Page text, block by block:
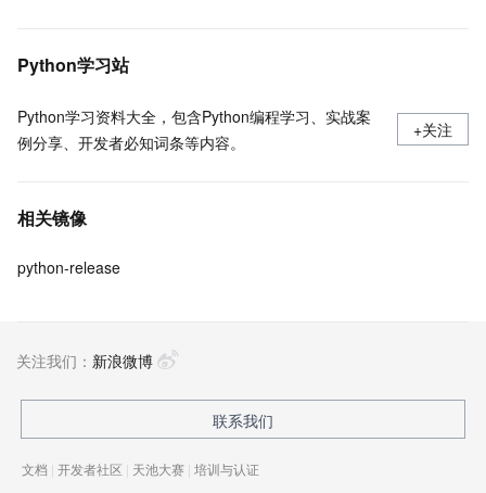
Python学习站
Python学习资料大全，包含Python编程学习、实战案
例分享、开发者必知词条等内容。
+关注
相关镜像
python-release
关注我们： 新浪微博
联系我们
文档 | 开发者社区 | 天池大赛 | 培训与认证